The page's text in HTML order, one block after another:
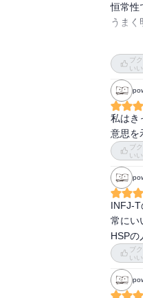
恒常性
うまく
でも
相手の
ブ
い
私はき
意思を
ブ
い
INFJ-T
常にい
HSPの
ブ
い